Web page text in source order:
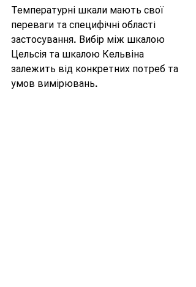
Температурні шкали мають свої
переваги та специфічні області
застосування. Вибір між шкалою
Цельсія та шкалою Кельвіна
залежить від конкретних потреб та
умов вимірювань.